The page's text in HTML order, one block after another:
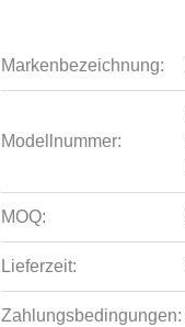
Markenbezeichnung:
Modellnummer:
MOQ:
Lieferzeit:
Zahlungsbedingungen: